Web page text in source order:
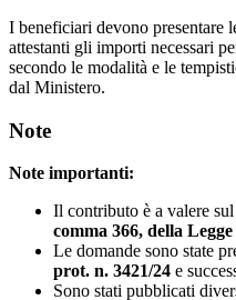
I beneficiari devono presentare
attestanti gli importi necessari
secondo le modalità e le
dal Ministero.
Note
Note importanti:
Il contributo è a valere sul
comma 366, della
Le domande sono state
prot. n. 3421/24 e
Sono stati pubblicati